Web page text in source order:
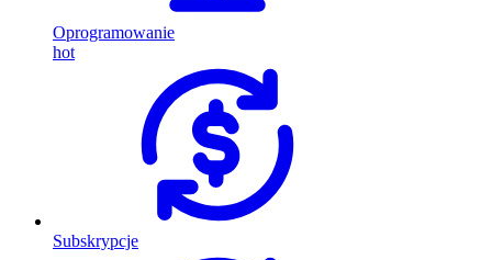
Oprogramowanie
hot
Subskrypcje